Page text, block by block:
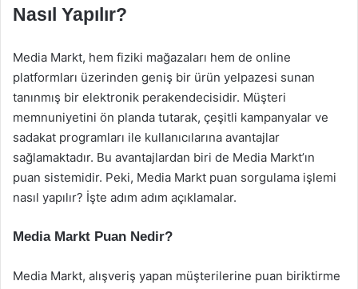
Nasıl Yapılır?
Media Markt, hem fiziki mağazaları hem de online
platformları üzerinden geniş bir ürün yelpazesi sunan
tanınmış bir elektronik perakendecisidir. Müşteri
memnuniyetini ön planda tutarak, çeşitli kampanyalar ve
sadakat programları ile kullanıcılarına avantajlar
sağlamaktadır. Bu avantajlardan biri de Media Markt’ın
puan sistemidir. Peki, Media Markt puan sorgulama işlemi
nasıl yapılır? İşte adım adım açıklamalar.
Media Markt Puan Nedir?
Media Markt, alışveriş yapan müşterilerine puan biriktirme